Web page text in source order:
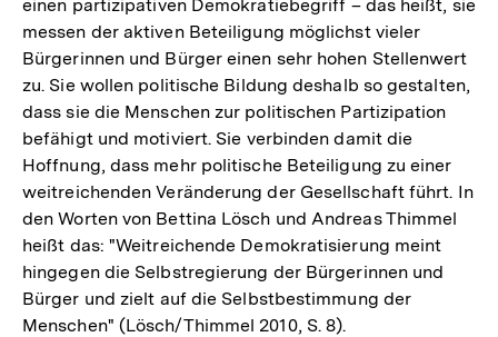
einen partizipativen Demokratiebegriff – das heißt, sie
messen der aktiven Beteiligung möglichst vieler
Bürgerinnen und Bürger einen sehr hohen Stellenwert
zu. Sie wollen politische Bildung deshalb so gestalten,
dass sie die Menschen zur politischen Partizipation
befähigt und motiviert. Sie verbinden damit die
Hoffnung, dass mehr politische Beteiligung zu einer
weitreichenden Veränderung der Gesellschaft führt. In
den Worten von Bettina Lösch und Andreas Thimmel
heißt das: "Weitreichende Demokratisierung meint
hingegen die Selbstregierung der Bürgerinnen und
Bürger und zielt auf die Selbstbestimmung der
Menschen" (Lösch/Thimmel 2010, S. 8).